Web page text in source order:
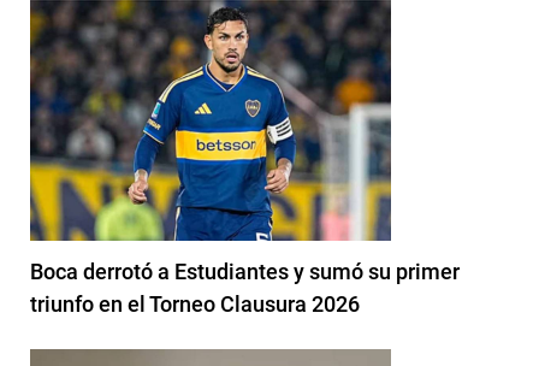
Boca derrotó a Estudiantes y sumó su primer
triunfo en el Torneo Clausura 2026